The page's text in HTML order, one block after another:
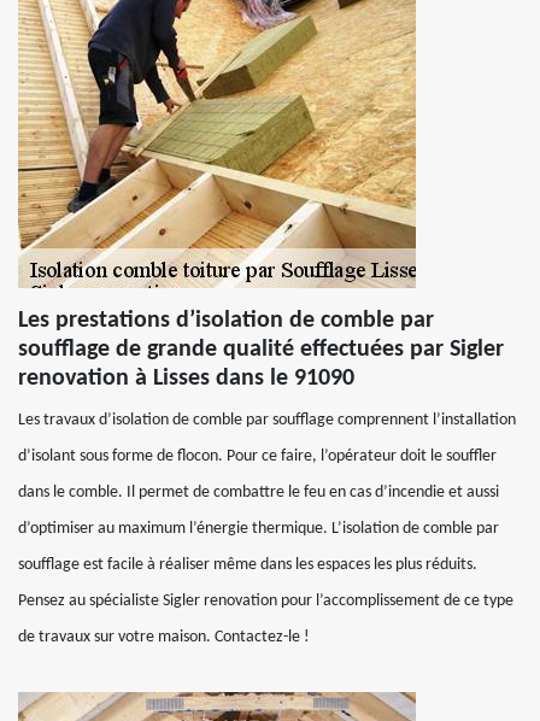
Les prestations d’isolation de comble par
soufflage de grande qualité effectuées par Sigler
renovation à Lisses dans le 91090
Les travaux d’isolation de comble par soufflage comprennent l’installation
d’isolant sous forme de flocon. Pour ce faire, l’opérateur doit le souffler
dans le comble. Il permet de combattre le feu en cas d’incendie et aussi
d’optimiser au maximum l’énergie thermique. L’isolation de comble par
soufflage est facile à réaliser même dans les espaces les plus réduits.
Pensez au spécialiste Sigler renovation pour l’accomplissement de ce type
de travaux sur votre maison. Contactez-le !